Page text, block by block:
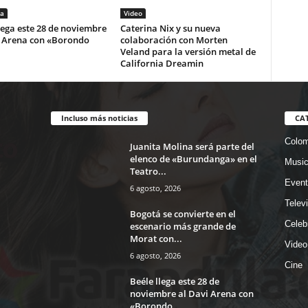
este 28 de noviembre
con «Borondo
Video
Caterina Nix y su nueva
colaboración con Morten
Veland para la versión metal de
California Dreamin
Incluso más noticias
Juanita Molina será parte del
elenco de «Burundanga» en el
Teatro...
6 agosto, 2026
Bogotá se convierte en el
escenario más grande de
Morat con...
6 agosto, 2026
Beéle llega este 28 de
noviembre al Davi Arena con
Video
Cine